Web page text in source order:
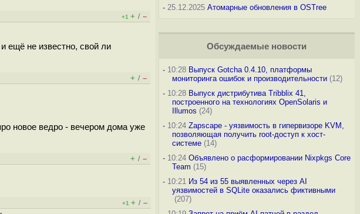
+1 + / –
ещё не известно, свой ли
+ / –
новое ведро - вечером дома уже
+ / –
+1 + / –
-25.12.2025 Атомарные обновления в OSTree
Обсуждаемые новости
-10:28 Выпуск Gotcha 0.4.10, платформы
мониторинга ошибок и производительности(12)
-10:28 Выпуск дистрибутива Tribblix 41,
построенного на технологиях OpenSolaris и
Illumos (24)
-10:24 Zapscape - уязвимость в гипервизоре KVM,
позволяющая получить root-доступ к хост-
системе(14)
-10:24 Объявлено о расформировании Nixpkgs Core
Team (15)
-10:21 Из 54 из 55 выявленных через AI
уязвимостей в SQLite оказались фиктивными
(207)